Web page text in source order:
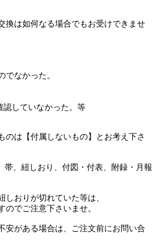
は如何なる場合でもお受けできませ
でなかった。
していなかった。等
は【付属しないもの】とお考え下さ
帯、紐しおり、付図・付表、附録・月報
おりが切れていた等は、
のでご注意下さいませ。
安がある場合は、ご注文前にお問い合